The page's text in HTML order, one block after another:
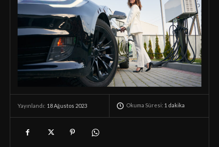
Yayınlandı: 18 Ağustos 2023 Okuma Süresi: 1 dakika